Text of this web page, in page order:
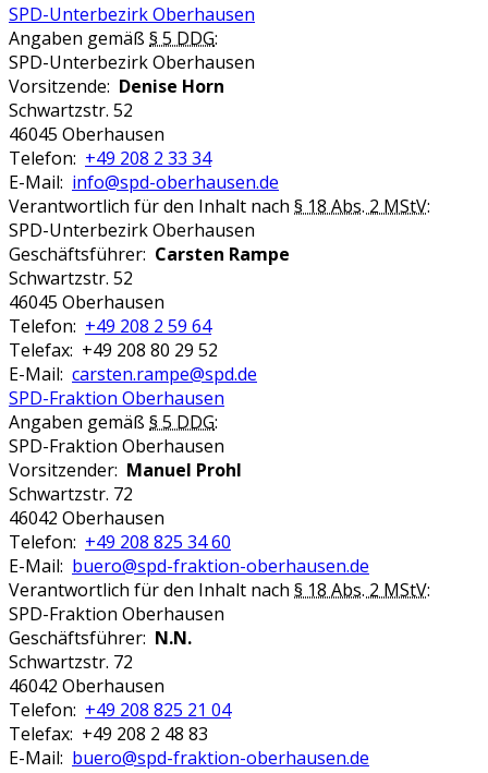
SPD-Unterbezirk Oberhausen
Angaben gemäß § 5 DDG:
SPD-Unterbezirk Oberhausen
Vorsitzende: Denise Horn
Schwartzstr. 52
46045 Oberhausen
Telefon: +49 208 2 33 34
E-Mail: info@spd-oberhausen.de
Verantwortlich für den Inhalt nach § 18 Abs. 2 MStV:
SPD-Unterbezirk Oberhausen
Geschäftsführer: Carsten Rampe
Schwartzstr. 52
46045 Oberhausen
Telefon: +49 208 2 59 64
Telefax: +49 208 80 29 52
E-Mail: carsten.rampe@spd.de
SPD-Fraktion Oberhausen
Angaben gemäß § 5 DDG:
SPD-Fraktion Oberhausen
Vorsitzender: Manuel Prohl
Schwartzstr. 72
46042 Oberhausen
Telefon: +49 208 825 34 60
E-Mail: buero@spd-fraktion-oberhausen.de
Verantwortlich für den Inhalt nach § 18 Abs. 2 MStV:
SPD-Fraktion Oberhausen
Geschäftsführer: N.N.
Schwartzstr. 72
46042 Oberhausen
Telefon: +49 208 825 21 04
Telefax: +49 208 2 48 83
E-Mail: buero@spd-fraktion-oberhausen.de